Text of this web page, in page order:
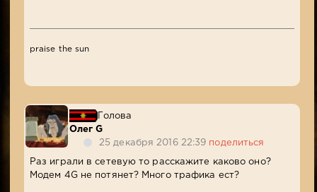
praise the sun
Голова
Олег G
25 декабря 2016 22:39 поделиться
Раз играли в сетевую то расскажите каково оно?
Модем 4G не потянет? Много трафика ест?